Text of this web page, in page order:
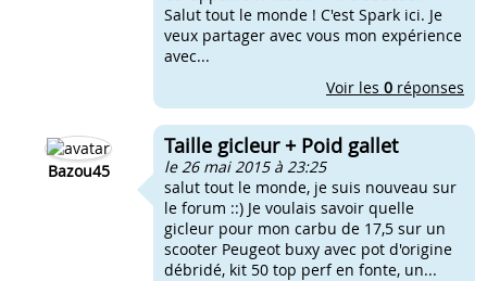
Salut tout le monde ! C'est Spark ici. Je
veux partager avec vous mon expérience
avec...
Voir les 0 réponses
Bazou45
Taille gicleur + Poid gallet
le 26 mai 2015 à 23:25
salut tout le monde, je suis nouveau sur
le forum ::) Je voulais savoir quelle
gicleur pour mon carbu de 17,5 sur un
scooter Peugeot buxy avec pot d'origine
débridé, kit 50 top perf en fonte, un...